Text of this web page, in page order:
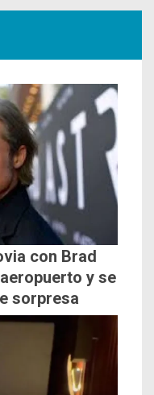
con Brad
y se
sorpresa